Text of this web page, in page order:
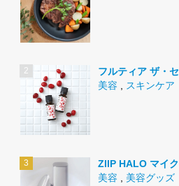
フルティア ザ・
美容
スキンケア
ZIIP HALO マイ
美容
美容グッズ